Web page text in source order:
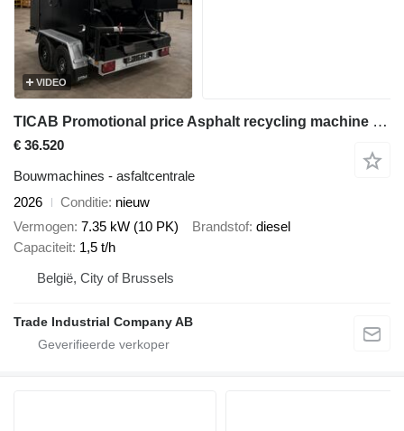
VIDEO
TICAB Promotional price Asphalt recycling machine 2 t/h RA-800
€ 36.520
Bouwmachines - asfaltcentrale
2026
Conditie nieuw
Vermogen 7.35 kW (10 PK) Brandstof diesel
Capaciteit 1,5 t/h
België, City of Brussels
Trade Industrial Company AB